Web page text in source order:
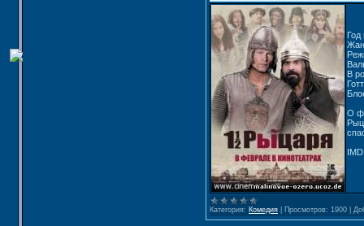
Год
В
О
Категория: Комедия Просмотров: 1900